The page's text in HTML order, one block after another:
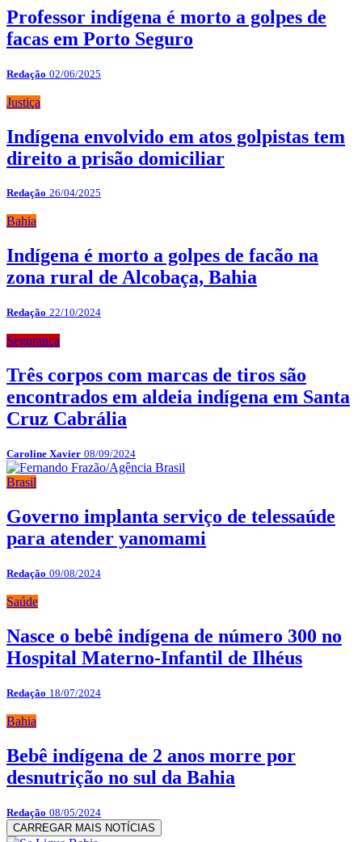
Professor indígena é morto a golpes de
facas em Porto Seguro
Redação 02/06/2025
Justiça
Indígena envolvido em atos golpistas tem
direito a prisão domiciliar
Redação 26/04/2025
Bahia
Indígena é morto a golpes de facão na
zona rural de Alcobaça, Bahia
Redação 22/10/2024
Segurança
Três corpos com marcas de tiros são
encontrados em aldeia indígena em Santa
Cruz Cabrália
Caroline Xavier 08/09/2024
Brasil
Governo implanta serviço de telessaúde
para atender yanomami
Redação 09/08/2024
Saúde
Nasce o bebê indígena de número 300 no
Hospital Materno-Infantil de Ilhéus
Redação 18/07/2024
Bahia
Bebê indígena de 2 anos morre por
desnutrição no sul da Bahia
Redação 08/05/2024
CARREGAR MAIS NOTÍCIAS